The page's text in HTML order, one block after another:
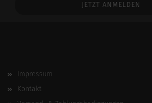
Impressum
Kontakt